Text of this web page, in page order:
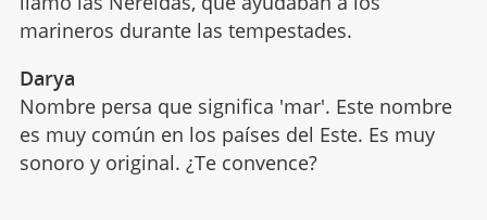
marineros durante las tempestades.
Darya
Nombre persa que significa 'mar'. Este nombre
es muy común en los países del Este. Es muy
sonoro y original. ¿Te convence?